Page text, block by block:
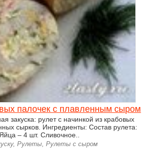
палочек с плавленным сыром
закуска: рулет с начинкой из крабовых
сырков. Ингредиенты: Состав рулета:
Яйца – 4 шт. Сливочное..
Рулеты, Рулеты с сыром